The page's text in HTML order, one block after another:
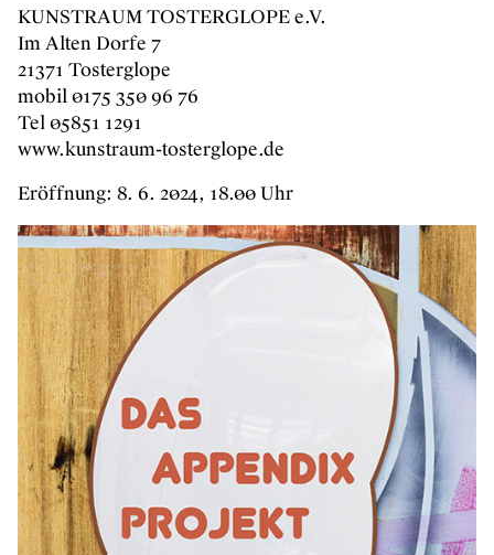
KUNSTRAUM TOSTERGLOPE e.V.
Im Alten Dorfe 7
21371 Tosterglope
mobil 0175 350 96 76
Tel 05851 1291
www.kunstraum-tosterglope.de
Eröffnung: 8. 6. 2024, 18.00 Uhr